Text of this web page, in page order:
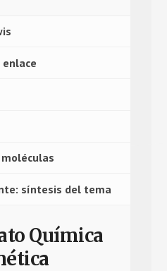
síntesis del tema
Química